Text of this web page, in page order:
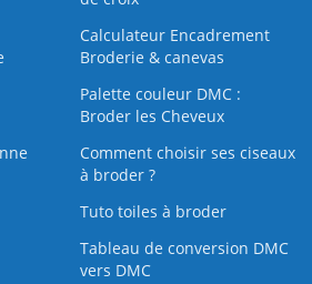
Calculateur Encadrement
Broderie & canevas
Palette couleur DMC :
Broder les Cheveux
Comment choisir ses ciseaux
à broder ?
Tuto toiles à broder
Tableau de conversion DMC
vers DMC